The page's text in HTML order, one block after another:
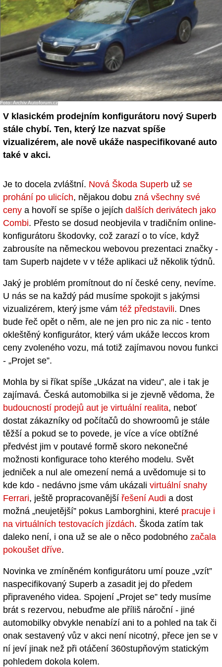
- Ostatní
Diskuzní fórum
Sledujte nás!
Foto: Archiv Autoforum.cz
V klasickém prodejním konfigurátoru nový Superb
stále chybí. Ten, který lze nazvat spíše
vizualizérem, ale nově ukáže naspecifikované auto
také v akci.
Je to docela zvláštní. Nová Škoda Superb už se
prohání po ulicích, nějakou dobu zná všechny své
ceny a hovoří se spíše o jejích dalších derivátech jako
Combi. Přesto se dosud neobjevila v tradičním online-
konfigurátoru škodovky, což zarazí o to více, když
zabrousíte na německou webovou prezentaci značky -
tam Superb najdete v v téže aplikaci už několik týdnů.
Jaký je problém promítnout do ní české ceny, nevíme.
U nás se na každý pád musíme spokojit s jakýmsi
vizualizérem, který jsme vám též představili. Dnes
bude řeč opět o něm, ale ne jen pro nic za nic - tento
okleštěný konfigurátor, který vám ukáže leccos krom
ceny zvoleného vozu, má totiž zajímavou novou funkci
- „Projet se”.
Mohla by si říkat spíše „Ukázat na videu”, ale i tak je
zajímavá. Česká automobilka si je zjevně vědoma, že
budoucností prodejů aut je virtuální realita, neboť
dostat zákazníky od počítačů do showroomů je stále
těžší a pokud se to povede, je více a více obtížné
předvést jim v poutavé formě skoro nekonečné
možnosti konfigurace toho kterého modelu. Svět
jedniček a nul ale omezení nemá a uvědomuje si to
kde kdo - nedávno jsme vám ukázali virtuální snahy
Ferrari, ještě propracovanější řešení Audi a dost
možná „neujetější” pokus Lamborghini, které pracuje i
na virtuálních testovacích jízdách. Škoda zatím tak
daleko není, i ona už se ale o něco podobného začala
pokoušet dříve.
Novinka ve zmíněném konfigurátoru umí pouze „vzít”
naspecifikovaný Superb a zasadit jej do předem
připraveného videa. Spojení „Projet se” tedy musíme
brát s rezervou, nebuďme ale příliš nároční - jiné
automobilky obvykle nenabízí ani to a pohled na tak či
onak sestavený vůz v akci není nicotný, přece jen se v
ní jeví jinak než při otáčení 360stupňovým statickým
pohledem dokola kolem.